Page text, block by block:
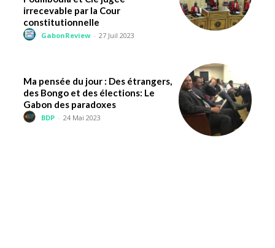
irrecevable par la Cour
constitutionnelle
GabonReview - 27 Juil 2023
Ma pensée du jour : Des étrangers,
des Bongo et des élections: Le
Gabon des paradoxes
BDP - 24 Mai 2023